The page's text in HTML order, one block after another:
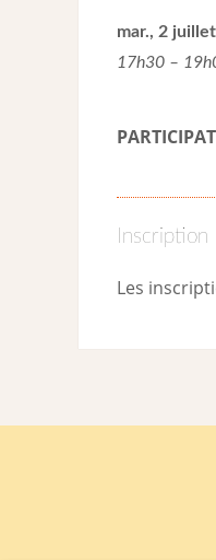
mar., 2
17h30 –
Inscription
Les